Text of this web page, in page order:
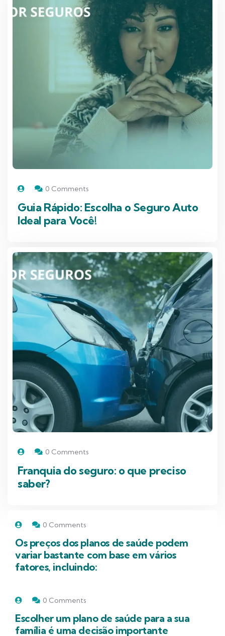
0 Comments
Guia Rápido: Escolha o Seguro Auto
Ideal para Você!
0 Comments
Franquia do seguro: o que preciso
saber?
0 Comments
Os preços dos planos de saúde podem
variar bastante com base em vários
fatores, incluindo:
0 Comments
Escolher um plano de saúde para a sua
família é uma decisão importante